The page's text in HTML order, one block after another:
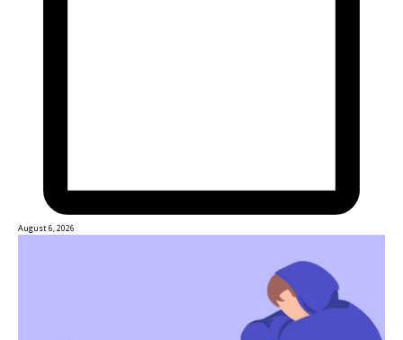
August 6, 2026